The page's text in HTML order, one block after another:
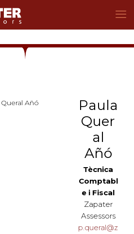
Paula
Quer
al
Añó
Tècnica
Comptabl
e i Fiscal
Zapater
Assessors
p.queral@z